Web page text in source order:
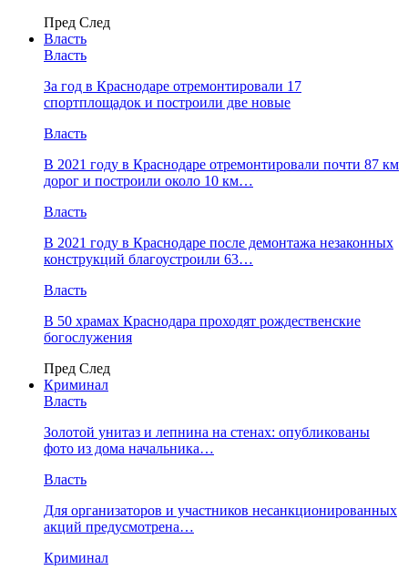
Пред След
Власть
Власть
За год в Краснодаре отремонтировали 17
спортплощадок и построили две новые
Власть
В 2021 году в Краснодаре отремонтировали почти 87 км
дорог и построили около 10 км…
Власть
В 2021 году в Краснодаре после демонтажа незаконных
конструкций благоустроили 63…
Власть
В 50 храмах Краснодара проходят рождественские
богослужения
Пред След
Криминал
Власть
​Золотой унитаз и лепнина на стенах: опубликованы
фото из дома начальника…
Власть
Для организаторов и участников несанкционированных
акций предусмотрена…
Криминал